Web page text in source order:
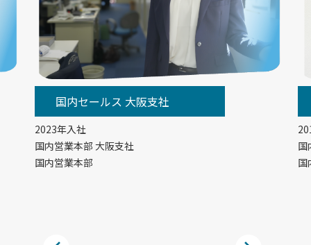
国内セールス 大阪支社
2023年入社
国内営業本部 大阪支社
国内営業本部
国
国